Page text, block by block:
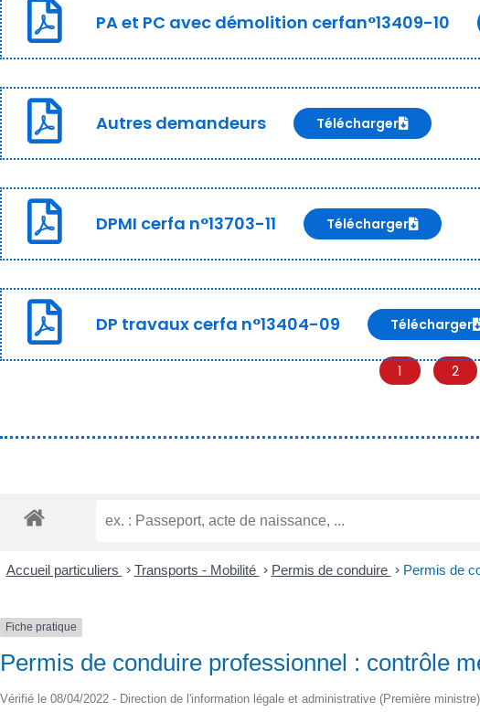
PA et PC avec démolition cerfan°13409-10
Autres demandeurs Télécharger
DPMI cerfa n°13703-11 Télécharger
DP travaux cerfa n°13404-09 Télécharger
1 2
Accueil particuliers > Transports - Mobilité > Permis de conduire > Permis de
Fiche pratique
Permis de conduire professionnel : contrôle
Vérifié le 08/04/2022 - Direction de l'information légale et administrative (Première ministre)